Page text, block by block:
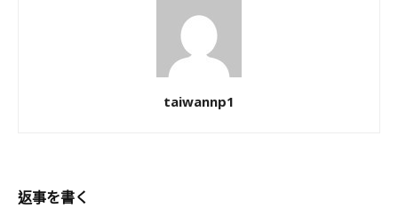
taiwannp1
返事を書く